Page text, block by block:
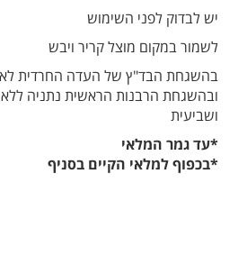
יש לבדוק לפני השימוש
לשמור במקום מוצל קריר ויבש
בהשגחת הבד"ץ של העדה החרדית לא
ובהשגחת הרבנות הראשית נתניה
ושביעית
*עד גמר המלאי
*בכפוף למלאי הקיים בסניף